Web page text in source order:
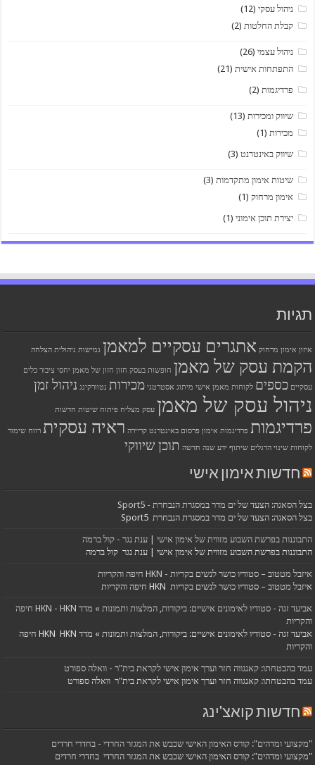
ניהול עסקי (12)
קבלת החלטות (2)
ניהול עצמי (26)
התפתחות אישית (21)
פרדיגמות (2)
שיווק ומכירות (13)
מכירות (1)
שיווק באינטרנט (3)
שיטות אימון מתקדמות (3)
אימון מרחוק (1)
יצירת תוכן אימוני (1)
תגיות
איזון אימון מרחוק אתגרים עסקיים למאמן גמישות ניהולית הצלחה
הקמת עסק של מאמן חופשות בעסק חזון חזון של מאמן יחסי ציבור כלים
עסקיים כספים לקוחות מאמן אישי מיתוג אסטרטגי מכירות נטוורקינג ניהול זמן
ניהול עסק של מאמן עסק מצליח פיתוח שיטות חדשות
פרדיגמות פרדיגמות אימון פרסום באינטרנט קריירה ראיה עסקית רווח שימור
לקוחות שינוי הרגלים שיתוף ידע שנה חדשה תוכן שיווקי
חדשות אימון אישי
בצל הסאגה: הצעד של ים מדר במסגרת הנבחרת - Sport5
בצל הסאגה: הצעד של ים מדר במסגרת הנבחרת Sport5
התבוננות בפרשת השבוע מזווית של אימון אישי | ענת נגר - קול ברמה
התבוננות בפרשת השבוע מזווית של אימון אישי | ענת נגר קול ברמה
איזבל מטטוב – סטודיו כושר לנשים בקריות - HKN חיפה והקריות
איזבל מטטוב – סטודיו כושר לנשים בקריות HKN חיפה והקריות
אביעד זגה - סטודיו לאימונים אישיים: ביקורות, המלצות ותמונות » מדד HKN - HKN חיפה
והקריות
אביעד זגה - סטודיו לאימונים אישיים: ביקורות, המלצות ותמונות » מדד HKN HKN חיפה
והקריות
עמד בהבטחתו: קאנגווה חזר וערך אימון אישי לקראת בית"ר - וואלה ספורט
עמד בהבטחתו: קאנגווה חזר וערך אימון אישי לקראת בית"ר וואלה ספורט
חדשות קואצ'ינג
"מקצועי ומדהים": קורס האימון האישי שכבש את המגזר החרדי - בחדרי חרדים
"מקצועי ומדהים": קורס האימון האישי שכבש את המגזר החרדי בחדרי חרדים